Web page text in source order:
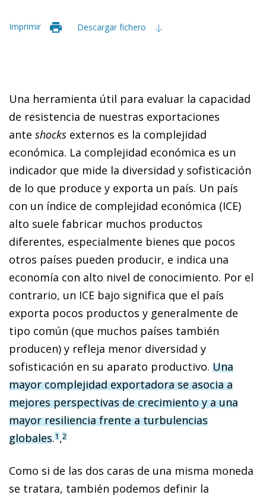
Imprimir Descargar fichero
Una herramienta útil para evaluar la capacidad
de resistencia de nuestras exportaciones
ante shocks externos es la complejidad
económica. La complejidad económica es un
indicador que mide la diversidad y sofisticación
de lo que produce y exporta un país. Un país
con un índice de complejidad económica (ICE)
alto suele fabricar muchos productos
diferentes, especialmente bienes que pocos
otros países pueden producir, e indica una
economía con alto nivel de conocimiento. Por el
contrario, un ICE bajo significa que el país
exporta pocos productos y generalmente de
tipo común (que muchos países también
producen) y refleja menor diversidad y
sofisticación en su aparato productivo. Una
mayor complejidad exportadora se asocia a
mejores perspectivas de crecimiento y a una
mayor resiliencia frente a turbulencias
globales.1 ,2
Como si de las dos caras de una misma moneda
se tratara, también podemos definir la